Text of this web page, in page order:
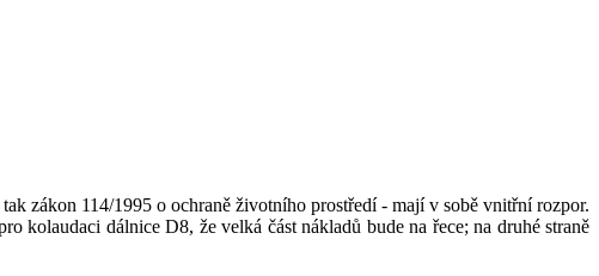
zákon 114/1995 o ochraně životního prostředí - mají v sobě vnitřní rozpor.
kolaudaci dálnice D8, že velká část nákladů bude na řece; na druhé straně